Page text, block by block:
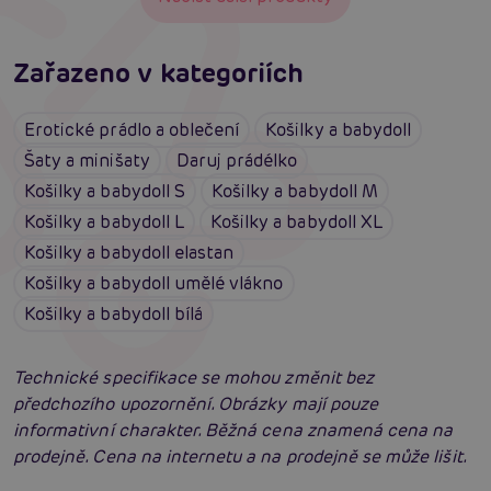
Zařazeno v kategoriích
Erotické prádlo a oblečení
Košilky a babydoll
Šaty a minišaty
Daruj prádélko
Košilky a babydoll S
Košilky a babydoll M
Košilky a babydoll L
Košilky a babydoll XL
Košilky a babydoll elastan
Košilky a babydoll umělé vlákno
Košilky a babydoll bílá
Technické specifikace se mohou změnit bez
předchozího upozornění. Obrázky mají pouze
informativní charakter. Běžná cena znamená cena na
prodejně. Cena na internetu a na prodejně se může lišit.